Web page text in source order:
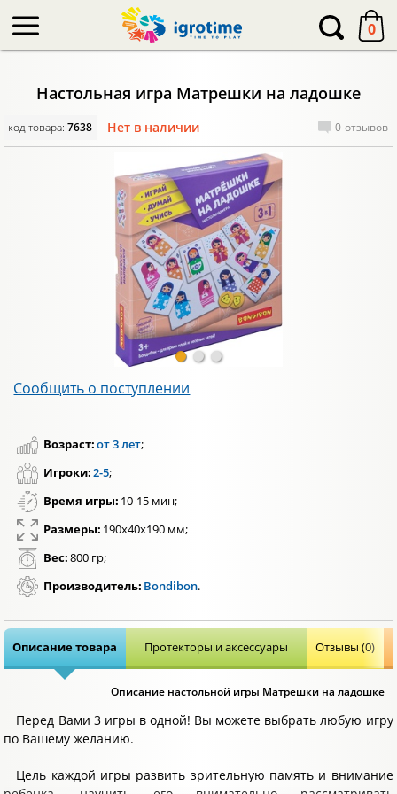
0
Настольная игра Матрешки на ладошке
код товара:7638 Нет в наличии 0 отзывов
Сообщить о поступлении
Возраст:от 3 лет;
Игроки:2-5;
Время игры: 10-15 мин;
Размеры: 190х40х190 мм;
Вес:800 гр;
Производитель: Bondibon.
Описание товара Протекторы и аксессуары Отзывы (0)
Описание настольной игры Матрешки на ладошке
Перед Вами 3 игры в одной! Вы можете выбрать любую игру
по Вашему желанию.
Цель каждой игры развить зрительную память и внимание